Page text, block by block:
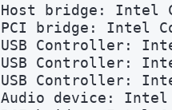
Host bridge: Intel
PCI bridge: Intel
USB Controller:
USB Controller:
USB Controller:
Audio device: Intel